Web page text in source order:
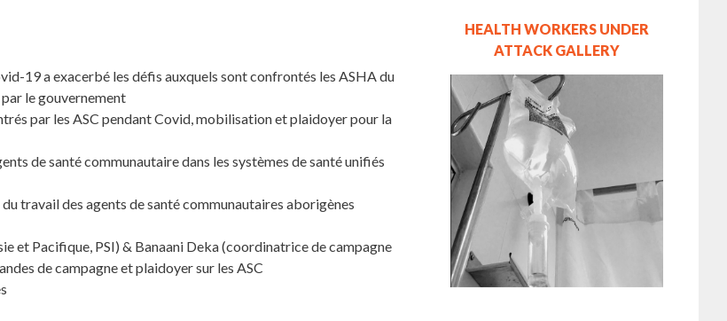
19 a exacerbé les défis auxquels sont confrontés les ASHA du
le gouvernement
par les ASC pendant Covid, mobilisation et plaidoyer pour la
de santé communautaire dans les systèmes de santé unifiés
travail des agents de santé communautaires aborigènes
et Pacifique, PSI) & Banaani Deka (coordinatrice de campagne
de campagne et plaidoyer sur les ASC
HEALTH WORKERS UNDER
ATTACK GALLERY